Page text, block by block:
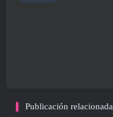
Publicación relacionada